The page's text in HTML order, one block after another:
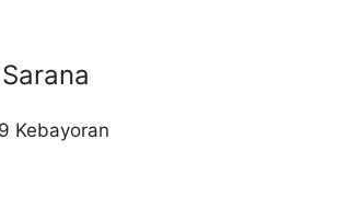
Kebayoran